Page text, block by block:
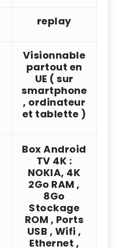
replay
Visionnable
partout en
UE ( sur
smartphone
, ordinateur
et tablette )
Box Android
TV 4K :
NOKIA, 4K
2Go RAM ,
8Go
Stockage
ROM , Ports
USB , Wifi ,
Ethernet ,